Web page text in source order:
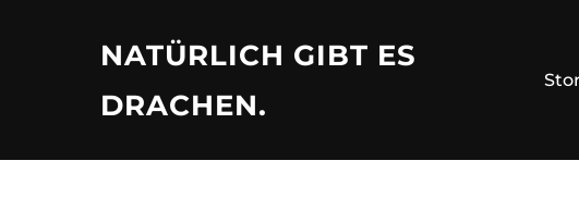
NATÜRLICH GIBT ES
DRACHEN.